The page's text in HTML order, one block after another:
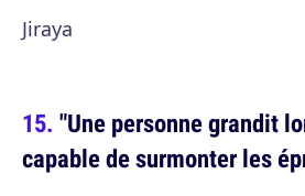
Jiraya
"Une personne grandit
capable de surmonter les